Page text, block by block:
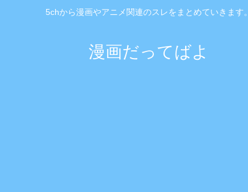
5chから漫画やアニメ関連のスレをまとめていきます。
漫画だってばよ